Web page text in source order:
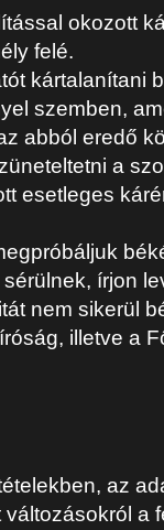
okozott
felé.
kártalanítani
szemben,
abból eredő
a
esetleges
írjon
nem sikerül
illetve a
az
a